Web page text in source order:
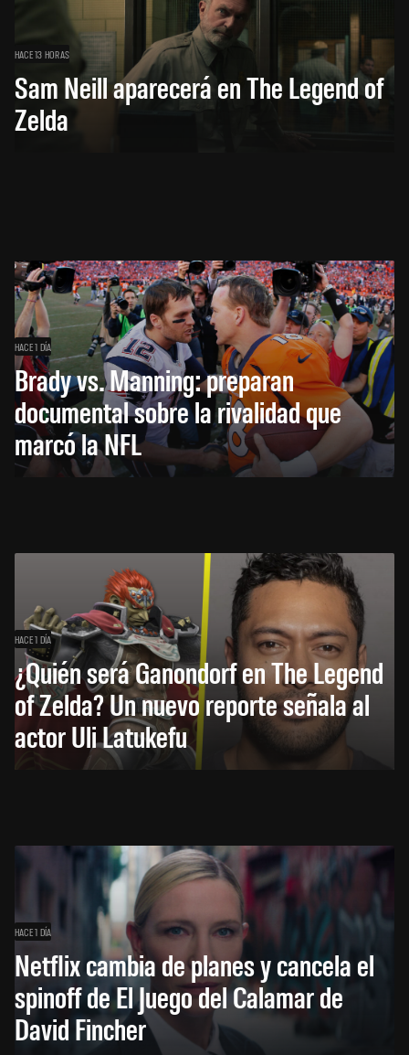
HACE 13 HORAS
Sam Neill aparecerá en The Legend of
Zelda
HACE 1 DÍA
Brady vs. Manning: preparan
documental sobre la rivalidad que
marcó la NFL
HACE 1 DÍA
¿Quién será Ganondorf en The Legend
of Zelda? Un nuevo reporte señala al
actor Uli Latukefu
HACE 1 DÍA
Netflix cambia de planes y cancela el
spinoff de El Juego del Calamar de
David Fincher